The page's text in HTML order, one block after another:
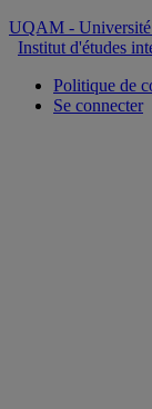
UQAM -
Institut d'études
Politique de
Se connecter